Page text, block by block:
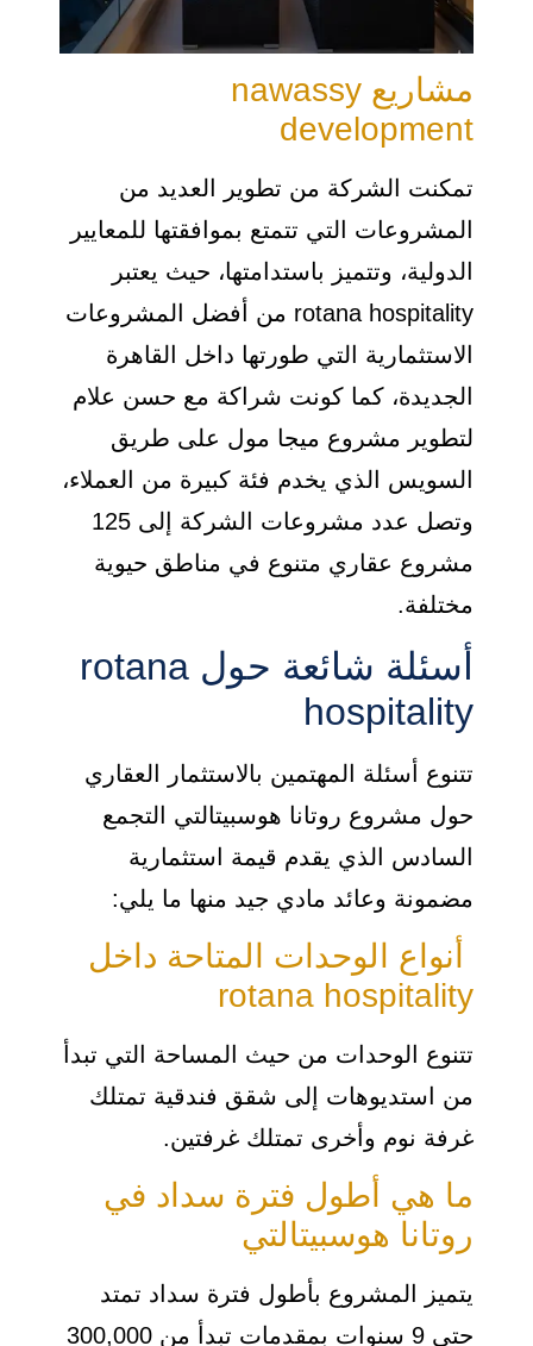
مشاريع nawassy
development
تمكنت الشركة من تطوير العديد من
المشروعات التي تتمتع بموافقتها للمعايير
الدولية، وتتميز باستدامتها، حيث يعتبر
rotana hospitality من أفضل المشروعات
الاستثمارية التي طورتها داخل القاهرة
الجديدة، كما كونت شراكة مع حسن علام
لتطوير مشروع ميجا مول على طريق
السويس الذي يخدم فئة كبيرة من العملاء،
وتصل عدد مشروعات الشركة إلى 125
مشروع عقاري متنوع في مناطق حيوية
مختلفة.
أسئلة شائعة حول rotana
hospitality
تتنوع أسئلة المهتمين بالاستثمار العقاري
حول مشروع روتانا هوسبيتالتي التجمع
السادس الذي يقدم قيمة استثمارية
مضمونة وعائد مادي جيد منها ما يلي:
أنواع الوحدات المتاحة داخل
rotana hospitality
تتنوع الوحدات من حيث المساحة التي تبدأ
من استديوهات إلى شقق فندقية تمتلك
غرفة نوم وأخرى تمتلك غرفتين.
ما هي أطول فترة سداد في
روتانا هوسبيتالتي
يتميز المشروع بأطول فترة سداد تمتد
حتى 9 سنوات بمقدمات تبدأ من 300,000